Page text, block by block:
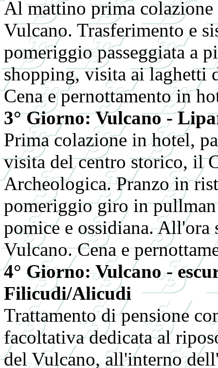
Al mattino prima
Vulcano. Trasferimento e
pomeriggio passeggiata a
shopping, visita ai laghetti
Cena e pernottamento in
3° Giorno: Vulcano -
Prima colazione in hotel,
visita del centro storico, il
Archeologica. Pranzo in
pomeriggio giro in
pomice e ossidiana.
Vulcano. Cena e
4° Giorno: Vulcano -
Filicudi/Alicudi
Trattamento di pensione
facoltativa dedicata al
del Vulcano, all'interno